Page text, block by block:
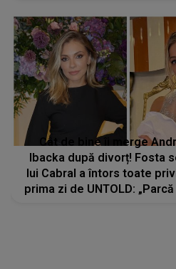
Cât de bine îi merge
Ibacka după divorț! Fosta
lui Cabral a întors toate
prima zi de UNTOLD: